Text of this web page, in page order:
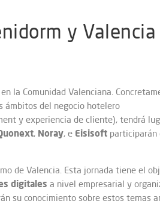
y Valencia
en la Comunidad Valenciana.
ámbitos del negocio hotelero
y experiencia de cliente), tendrá
, Noray, e Eisisoft participarán
de Valencia. Esta jornada tiene el
digitales a nivel empresarial y
su conocimiento sobre estos temas